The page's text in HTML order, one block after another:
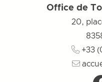
Office de
20,
+33